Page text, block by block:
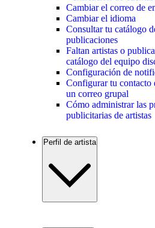
Cambiar el correo de
Cambiar el idioma
Consultar tu catálogo
publicaciones
Faltan artistas o
catálogo del equipo
Configuración de
Configurar tu contacto
un correo grupal
Cómo administrar las
publicitarias de artistas
Perfil de artista